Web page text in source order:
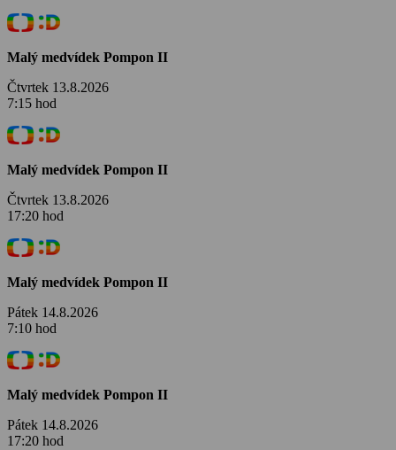
Malý medvídek Pompon II
Čtvrtek 13.8.2026
7:15 hod
Malý medvídek Pompon II
Čtvrtek 13.8.2026
17:20 hod
Malý medvídek Pompon II
Pátek 14.8.2026
7:10 hod
Malý medvídek Pompon II
Pátek 14.8.2026
17:20 hod